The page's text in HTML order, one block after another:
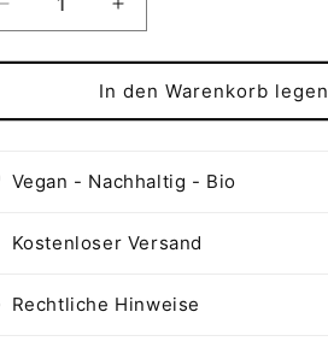
Verringere
die
Menge
Vegan
Stofftasche:
sind
Grün
versifft!
Erhöhe
die
Menge
für
Vegan
Stofftasche:
sind
Grün
versifft!
In den Warenkorb legen
Vegan - Nachhaltig - Bio
Kostenloser Versand
Rechtliche Hinweise